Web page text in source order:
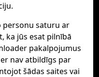
saturu ar
ka jūs esat pilnībā
pakalpojumus
nav atbildīgs par
šādas saites vai